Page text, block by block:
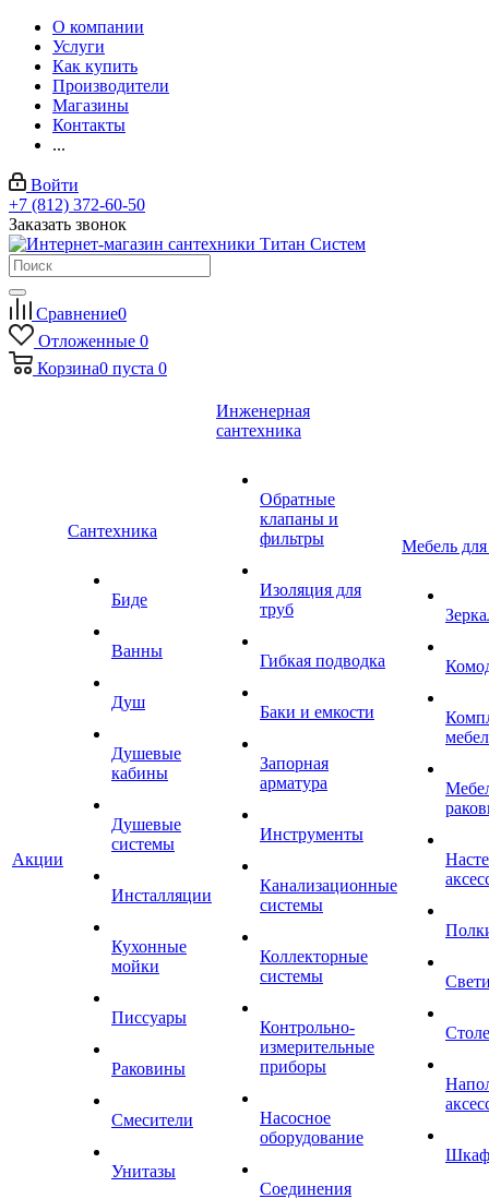
О компании
Услуги
Как купить
Производители
Магазины
Контакты
...
Войти
+7 (812) 372-60-50
Заказать звонок
Сравнение0
Отложенные 0
Корзина0 пуста 0
Акции
Сантехника
Биде
Ванны
Душ
Душевые
кабины
Душевые
системы
Инсталляции
Кухонные
мойки
Писсуары
Раковины
Смесители
Унитазы
Инженерная
сантехника
Обратные
клапаны и
фильтры
Изоляция для
труб
Гибкая подводка
Баки и емкости
Запорная
арматура
Инструменты
Канализационные
системы
Коллекторные
системы
Контрольно-
измерительные
приборы
Насосное
оборудование
Соединения
Мебель